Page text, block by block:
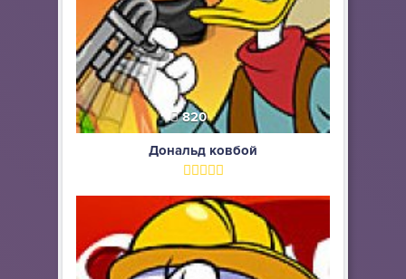
820
Дональд ковбой